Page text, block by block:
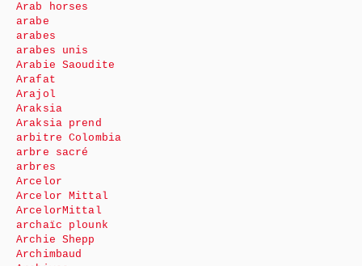
Arab horses
arabe
arabes
arabes unis
Arabie Saoudite
Arafat
Arajol
Araksia
Araksia prend
arbitre Colombia
arbre sacré
arbres
Arcelor
Arcelor Mittal
ArcelorMittal
archaïc plounk
Archie Shepp
Archimbaud